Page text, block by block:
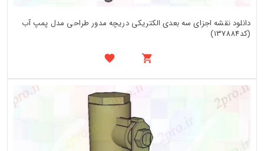
دانلود نقشه اجزای سه بعدی الکتریکی دریچه مدور طراحی مدل پمپ آب
(کد137884)